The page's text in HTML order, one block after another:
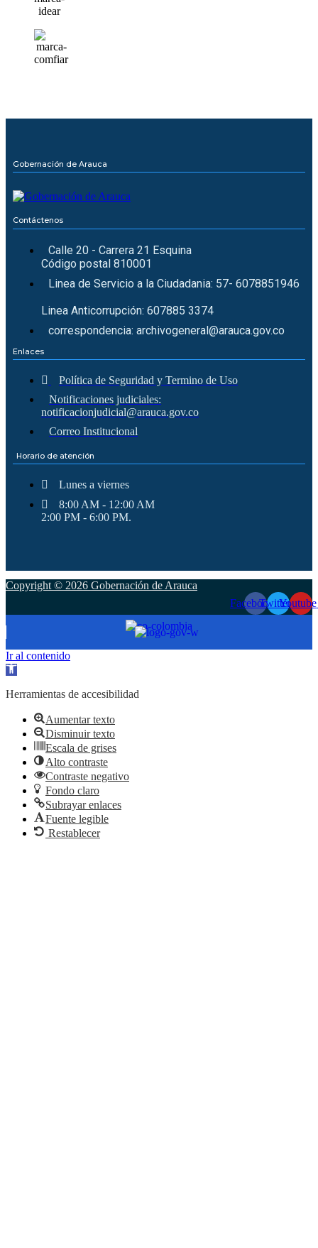
Gobernación de Arauca
Contáctenos
Calle 20 - Carrera 21 Esquina
Código postal 810001
Linea de Servicio a la Ciudadania: 57- 6078851946
Linea Anticorrupción: 607885 3374
correspondencia: archivogeneral@arauca.gov.co
Enlaces
Política de Seguridad y Termino de Uso
Notificaciones judiciales:
notificacionjudicial@arauca.gov.co
Correo Institucional
Horario de atención
Lunes a viernes
8:00 AM - 12:00 AM
2:00 PM - 6:00 PM.
Copyright © 2026 Gobernación de Arauca
FacebookTwitterYoutube
Ir al contenido
Abrir
de
Herramientas de accesibilidad
Aumentar texto
Disminuir texto
Escala de grises
Alto contraste
Contraste negativo
Fondo claro
Subrayar enlaces
Fuente legible
Restablecer